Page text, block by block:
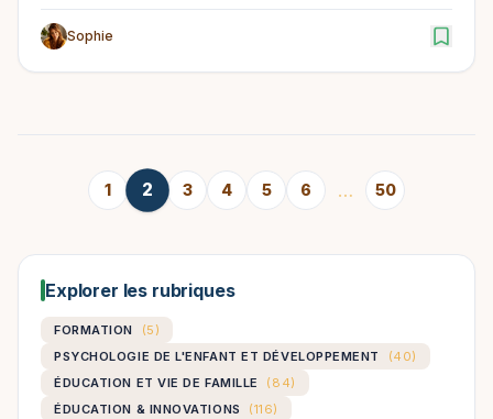
Sophie
1 2 3 4 5 6 … 50
Explorer les rubriques
FORMATION
(5)
PSYCHOLOGIE DE L'ENFANT ET DÉVELOPPEMENT
(40)
ÉDUCATION ET VIE DE FAMILLE
(84)
ÉDUCATION & INNOVATIONS
(116)